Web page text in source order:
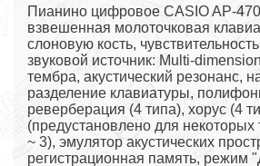
Пианино цифровое CASIO AP-
взвешенная молоточковая
слоновую кость,
звуковой источник: Multi-
тембра, акустический резонанс,
разделение клавиатуры,
реверберация (4 типа), хорус (4
(предустановлено для некоторых
~ 3), эмулятор акустических
регистрационная память, режим